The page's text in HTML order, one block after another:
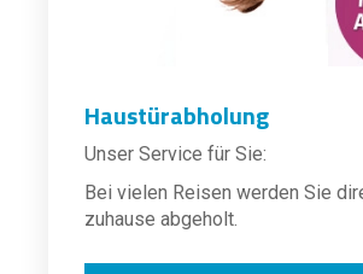
Haustürabholung
Unser Service für Sie:
Bei vielen Reisen werden Sie
zuhause abgeholt.